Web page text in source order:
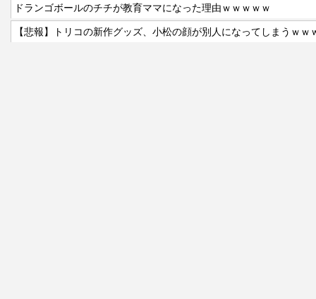
ドランゴボールのチチが教育ママになった理由ｗｗｗｗｗ
【悲報】トリコの新作グッズ、小松の顔が別人になってしまうｗｗ